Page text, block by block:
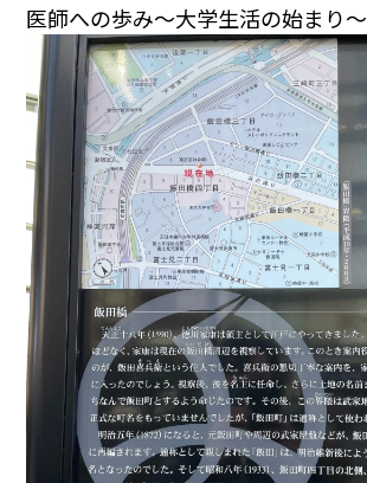
医師への歩み〜大学生活の始まり〜